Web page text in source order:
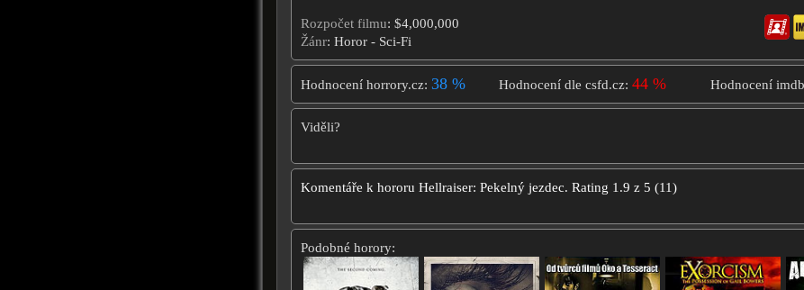
Rozpočet filmu: $4,000,000
Žánr: Horor - Sci-Fi
Hodnocení horrory.cz: 38 % Hodnocení dle csfd.cz: 44 % Hodnocení
Viděli?
Komentáře k hororu Hellraiser: Pekelný jezdec. Rating 1.9 z 5 (11)
Podobné horory: